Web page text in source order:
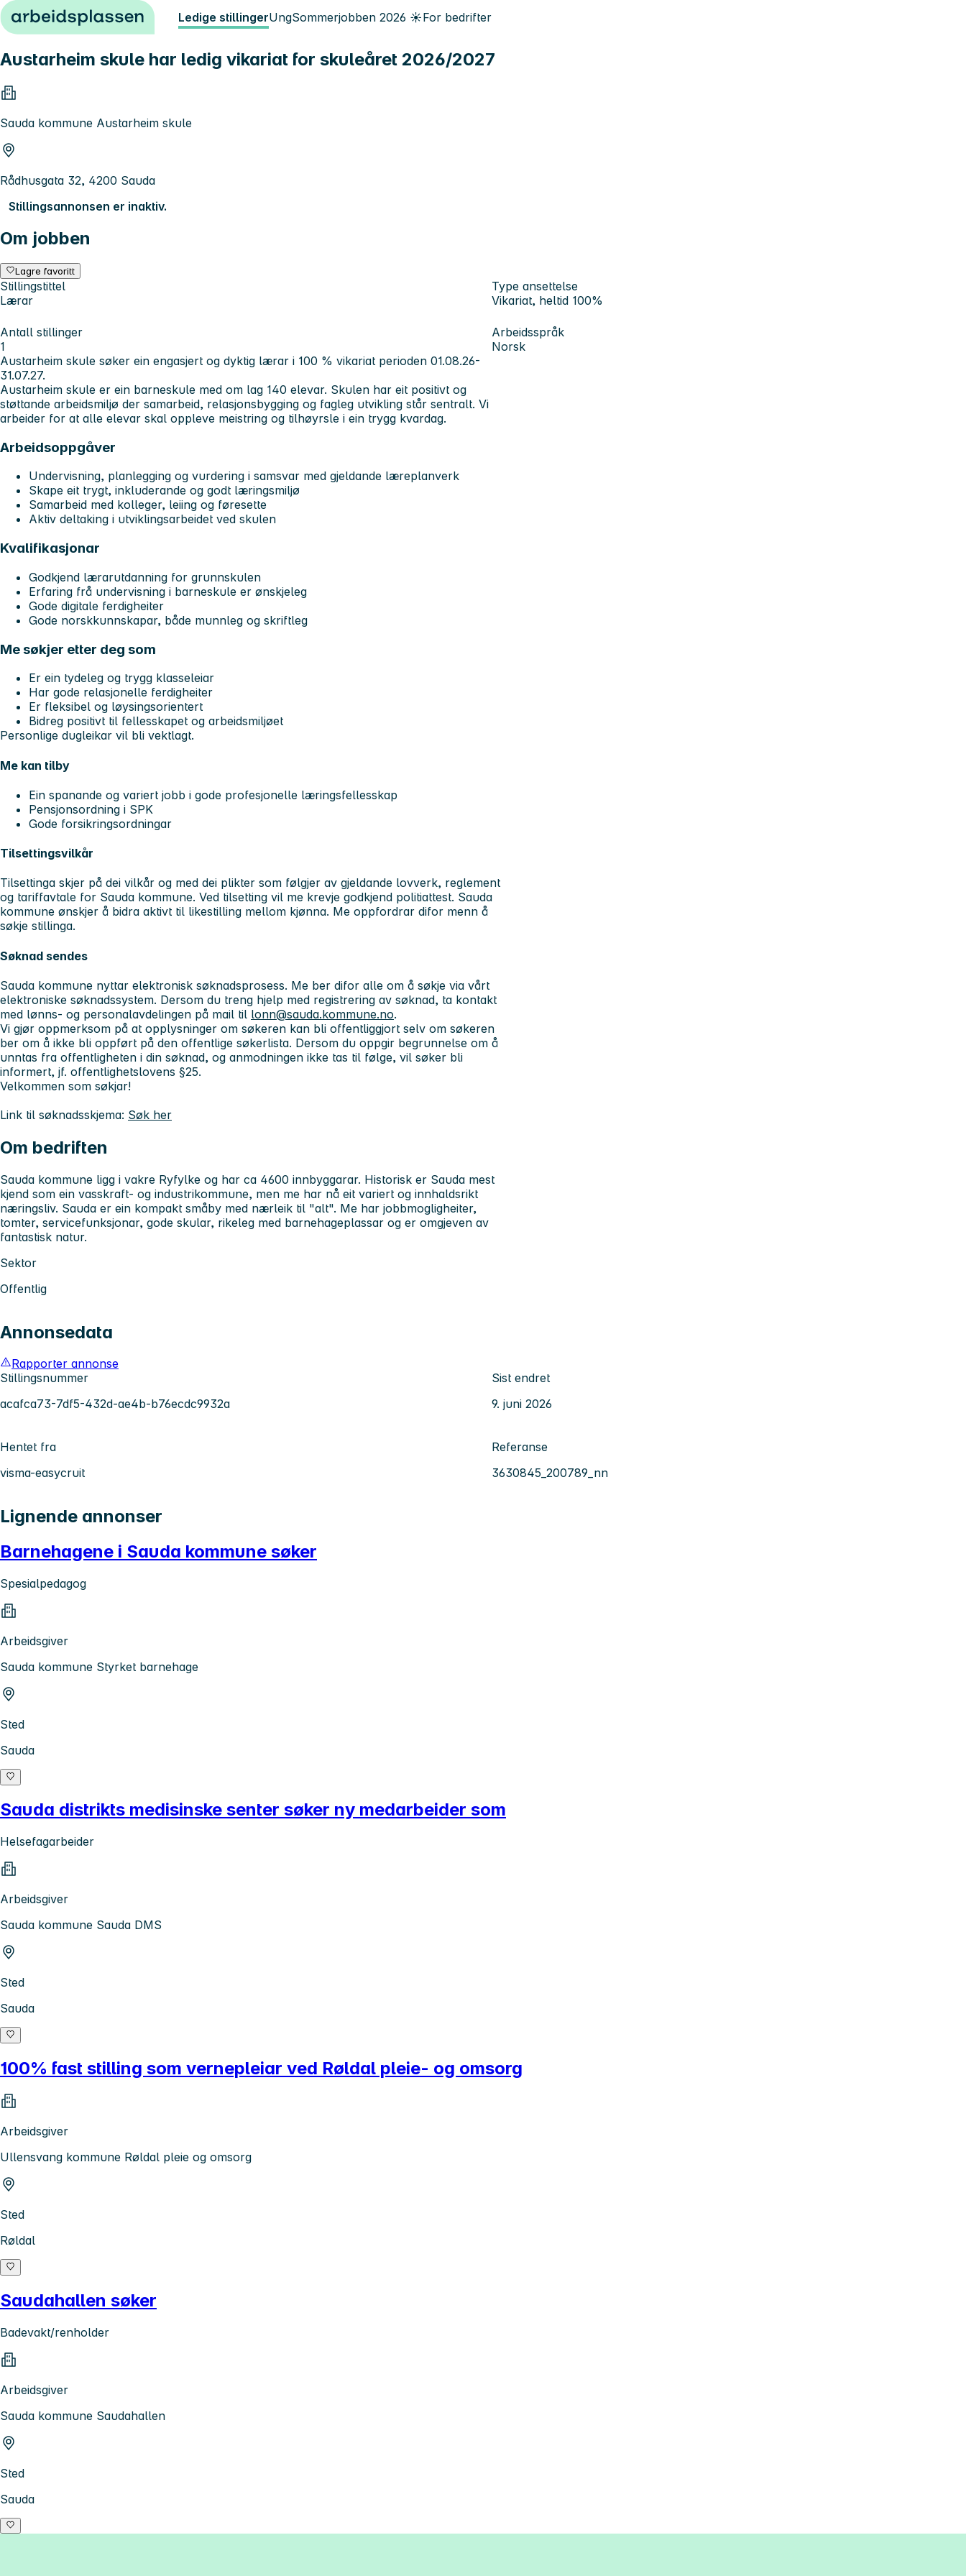
Hopp til innhold Ledige stillingerUngSommerjobben 2026 ☀️For bedrifter
Austarheim skule har ledig vikariat for skuleåret 2026/2027
Sauda kommune Austarheim skule
Rådhusgata 32, 4200 Sauda
Stillingsannonsen er inaktiv.
Om jobben
Lagre favoritt
Stillingstittel
Lærar
Type ansettelse
Vikariat, heltid 100%
Antall stillinger
1
Arbeidsspråk
Norsk
Austarheim skule søker ein engasjert og dyktig lærar i 100 % vikariat perioden 01.08.26-
31.07.27.
Austarheim skule er ein barneskule med om lag 140 elevar. Skulen har eit positivt og
støttande arbeidsmiljø der samarbeid, relasjonsbygging og fagleg utvikling står sentralt. Vi
arbeider for at alle elevar skal oppleve meistring og tilhøyrsle i ein trygg kvardag.
Arbeidsoppgåver
Undervisning, planlegging og vurdering i samsvar med gjeldande læreplanverk
Skape eit trygt, inkluderande og godt læringsmiljø
Samarbeid med kolleger, leiing og føresette
Aktiv deltaking i utviklingsarbeidet ved skulen
Kvalifikasjonar
Godkjend lærarutdanning for grunnskulen
Erfaring frå undervisning i barneskule er ønskjeleg
Gode digitale ferdigheiter
Gode norskkunnskapar, både munnleg og skriftleg
Me søkjer etter deg som
Er ein tydeleg og trygg klasseleiar
Har gode relasjonelle ferdigheiter
Er fleksibel og løysingsorientert
Bidreg positivt til fellesskapet og arbeidsmiljøet
Personlige dugleikar vil bli vektlagt.
Me kan tilby
Ein spanande og variert jobb i gode profesjonelle læringsfellesskap
Pensjonsordning i SPK
Gode forsikringsordningar
Tilsettingsvilkår
Tilsettinga skjer på dei vilkår og med dei plikter som følgjer av gjeldande lovverk, reglement
og tariffavtale for Sauda kommune. Ved tilsetting vil me krevje godkjend politiattest. Sauda
kommune ønskjer å bidra aktivt til likestilling mellom kjønna. Me oppfordrar difor menn å
søkje stillinga.
Søknad sendes
Sauda kommune nyttar elektronisk søknadsprosess. Me ber difor alle om å søkje via vårt
elektroniske søknadssystem. Dersom du treng hjelp med registrering av søknad, ta kontakt
med lønns- og personalavdelingen på mail til lonn@sauda.kommune.no.
Vi gjør oppmerksom på at opplysninger om søkeren kan bli offentliggjort selv om søkeren
ber om å ikke bli oppført på den offentlige søkerlista. Dersom du oppgir begrunnelse om å
unntas fra offentligheten i din søknad, og anmodningen ikke tas til følge, vil søker bli
informert, jf. offentlighetslovens §25.
Velkommen som søkjar!
Link til søknadsskjema: Søk her
Om bedriften
Sauda kommune ligg i vakre Ryfylke og har ca 4600 innbyggarar. Historisk er Sauda mest
kjend som ein vasskraft- og industrikommune, men me har nå eit variert og innhaldsrikt
næringsliv. Sauda er ein kompakt småby med nærleik til "alt". Me har jobbmogligheiter,
tomter, servicefunksjonar, gode skular, rikeleg med barnehageplassar og er omgjeven av
fantastisk natur.
Sektor
Offentlig
Annonsedata
Rapporter annonse
Stillingsnummer
acafca73-7df5-432d-ae4b-b76ecdc9932a
Sist endret
9. juni 2026
Hentet fra
visma-easycruit
Referanse
3630845_200789_nn
Lignende annonser
Barnehagene i Sauda kommune søker
Spesialpedagog
Arbeidsgiver
Sauda kommune Styrket barnehage
Sted
Sauda
Sauda distrikts medisinske senter søker ny medarbeider som
Helsefagarbeider
Arbeidsgiver
Sauda kommune Sauda DMS
Sted
Sauda
100% fast stilling som vernepleiar ved Røldal pleie- og omsorg
Arbeidsgiver
Ullensvang kommune Røldal pleie og omsorg
Sted
Røldal
Saudahallen søker
Badevakt/renholder
Arbeidsgiver
Sauda kommune Saudahallen
Sted
Sauda